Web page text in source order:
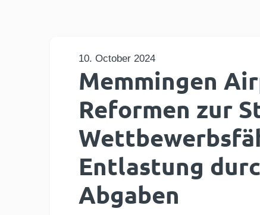
10. October 2024
Memmingen
Reformen zur
Entlastung
Abgaben